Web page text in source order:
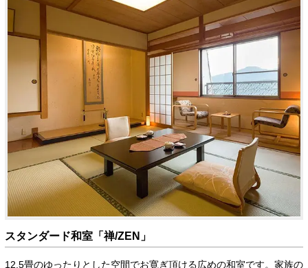
スタンダード和室「禅/ZEN」
12.5畳のゆったりとした空間でお寛ぎ頂ける広めの和室です。家族の